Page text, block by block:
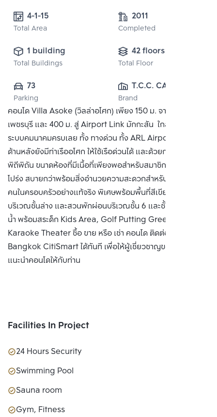
4-1-15
Total Area
2011
Completed
1 building
Total Buildings
42 floors
Total Floor
73
Parking
T.C.C. CAPITAL
LAND CO., LTD.
Brand
คอนโด Villa Asoke (วิลล่าอโศก) เพียง 150 ม. จาก MRT
เพชรบุรี และ 400 ม. สู่ Airport Link มักกะสัน ใกล้ๆโครงการ มี
ระบบคมนาคมครบเลย ทั้ง ทางด่วน ทั้ง ARL Airport Link แถม
ด้านหลังยังมีท่าเรืออโศก ให้ใช้เรือด่วนได้ และด้วยการออกแบบที่
พิถีพิถัน ขนาดห้องที่มีเนื้อที่เพียงพอสำหรับสมาชิกในครอบครัว
โปร่ง สบายกว่าพร้อมสิ่งอำนวยความสะดวกสำหรับสมาชิกทุก
คนในครอบครัวอย่างแท้จริง พิเศษพร้อมพื้นที่สีเขียวขนาดใหญ่
บริเวณชั้นล่าง และสวนพักผ่อนบริเวณชั้น 6 และชั้น 39 สระว่าย
น้ำ พร้อมสระด็ก Kids Area, Golf Putting Green และ Mini
Karaoke Theater ซื้อ ขาย หรือ เช่า คอนโด ติดต่อหาเรา
Bangkok CitiSmart ได้ทันที เพื่อให้ผู้เชี่ยวชาญของเราได้
แนะนำคอนโดให้กับท่าน
Facilities In Project
24 Hours Security
Swimming Pool
Sauna room
Gym, Fitness